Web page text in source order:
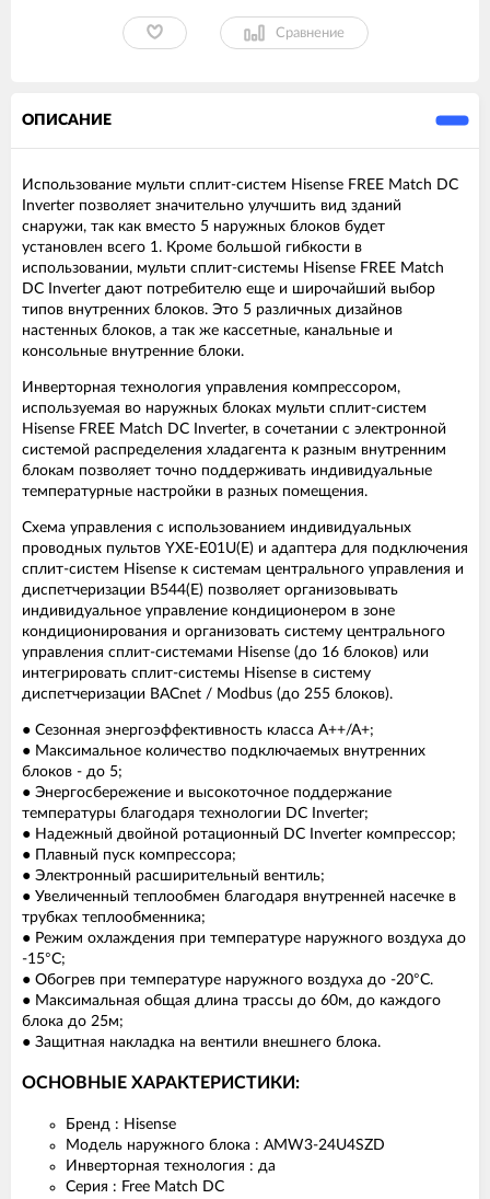
Сравнение
ОПИСАНИЕ
Использование мульти сплит-систем Hisense FREE Match DC
Inverter позволяет значительно улучшить вид зданий
снаружи, так как вместо 5 наружных блоков будет
установлен всего 1. Кроме большой гибкости в
использовании, мульти сплит-системы Hisense FREE Match
DC Inverter дают потребителю еще и широчайший выбор
типов внутренних блоков. Это 5 различных дизайнов
настенных блоков, а так же кассетные, канальные и
консольные внутренние блоки.
Инверторная технология управления компрессором,
используемая во наружных блоках мульти сплит-систем
Hisense FREE Match DC Inverter, в сочетании с электронной
системой распределения хладагента к разным внутренним
блокам позволяет точно поддерживать индивидуальные
температурные настройки в разных помещения.
Схема управления с использованием индивидуальных
проводных пультов YXE-E01U(E) и адаптера для подключения
сплит-систем Hisense к системам центрального управления и
диспетчеризации B544(E) позволяет организовывать
индивидуальное управление кондиционером в зоне
кондиционирования и организовать систему центрального
управления сплит-системами Hisense (до 16 блоков) или
интегрировать сплит-системы Hisense в систему
диспетчеризации BACnet / Modbus (до 255 блоков).
● Сезонная энергоэффективность класса А++/А+;
● Максимальное количество подключаемых внутренних
блоков - до 5;
● Энергосбережение и высокоточное поддержание
температуры благодаря технологии DC Inverter;
● Надежный двойной ротационный DC Inverter компрессор;
● Плавный пуск компрессора;
● Электронный расширительный вентиль;
● Увеличенный теплообмен благодаря внутренней насечке в
трубках теплообменника;
● Режим охлаждения при температуре наружного воздуха до
-15°С;
● Обогрев при температуре наружного воздуха до -20°С.
● Максимальная общая длина трассы до 60м, до каждого
блока до 25м;
● Защитная накладка на вентили внешнего блока.
ОСНОВНЫЕ ХАРАКТЕРИСТИКИ:
Бренд : Hisense
Модель наружного блока : AMW3-24U4SZD
Инверторная технология : да
Серия : Free Match DC